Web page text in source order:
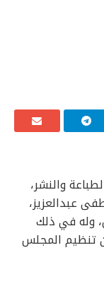
والنشر،
عبدالعزيز،
وله في ذلك
تنظيم المجلس